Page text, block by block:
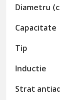
Diametru
Capacitate
Tip
Inductie
Strat